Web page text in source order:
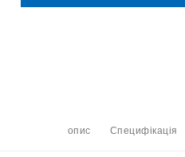
опис Специфікація